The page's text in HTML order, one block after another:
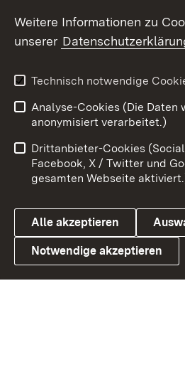
X / Twitter
Youtube
Link zum Landesportal
Impressum
Barrierefreiheit
Cookies
Weitere Informationen zu
unserer
Technisch notwendige
Analyse-Cookies (Die Daten
anonymisiert verarbeitet.)
Drittanbieter-Cookies
Facebook, X / Twitter und
gesamten Webseite
Alle akzeptieren
Notwendige akzeptieren